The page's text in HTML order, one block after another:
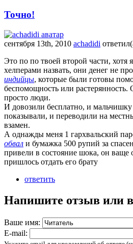
Точно!
сентября 13th, 2010 achadidi
Это по по твоей второй части, хотя
хелперами назвать, они денег не
индийцы, которые были готовы
беспомощность или
просто люди.
И довозили бесплатно, и
показывали, и переводили на
взамен.
А однажды меня 1 гархвальский
обвал и бумажка 500 рупий за
привели в состояние шока, он ваще
пришлось отдать его брату
ответить
Напишите отзыв или
Ваше имя:
E-mail: